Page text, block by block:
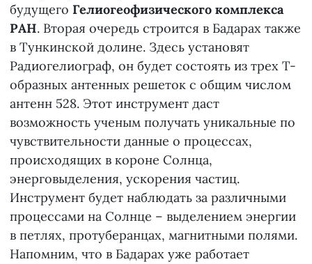
будущего Гелиогеофизического комплекса
РАН. Вторая очередь строится в Бадарах также
в Тункинской долине. Здесь установят
Радиогелиограф, он будет состоять из трех Т-
образных антенных решеток с общим числом
антенн 528. Этот инструмент даст
возможность ученым получать уникальные по
чувствительности данные о процессах,
происходящих в короне Солнца,
энерговыделения, ускорения частиц.
Инструмент будет наблюдать за различными
процессами на Солнце – выделением энергии
в петлях, протуберанцах, магнитными полями.
Напомним, что в Бадарах уже работает